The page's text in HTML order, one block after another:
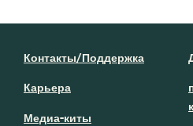
Контакты/Поддержка
Карьера
Медиа-киты